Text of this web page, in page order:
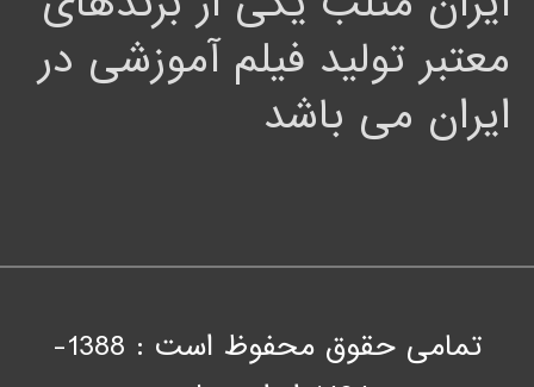
معتبر تولید فیلم آموزشی در
ایران می باشد
تمامی حقوق محفوظ است : 1388-